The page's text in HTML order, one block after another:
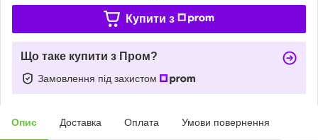
Купити з
Що таке купити з Пром?
Замовлення під захистом
Опис Доставка Оплата Умови повернення